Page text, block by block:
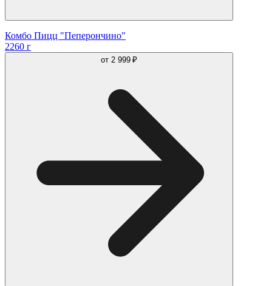
Комбо Пицц "Пеперончино"
2260 г
от 2 999 ₽